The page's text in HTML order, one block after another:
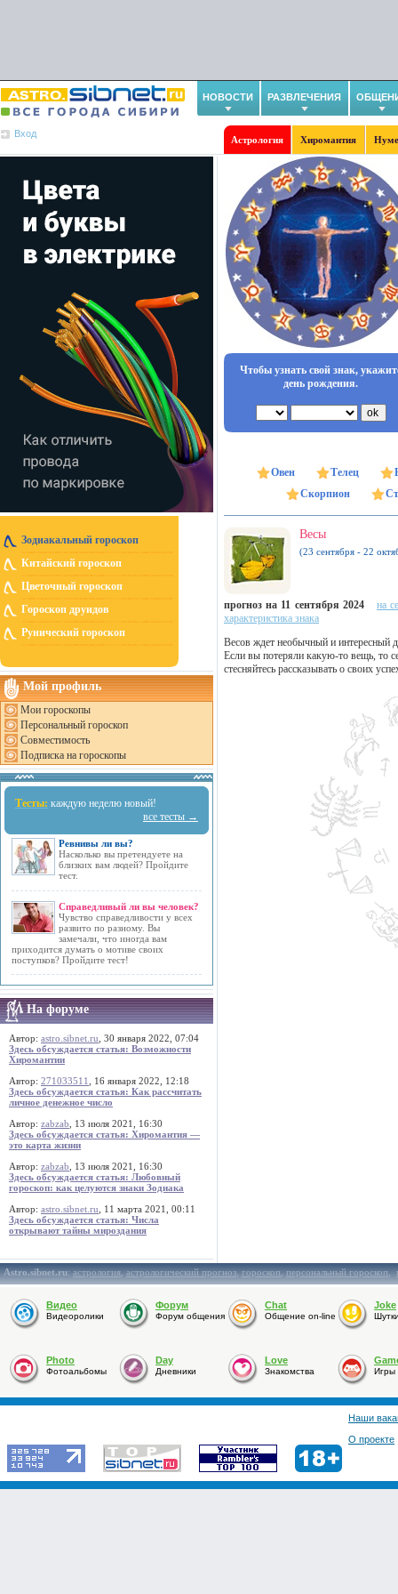
НОВОСТИ РАЗВЛЕЧЕНИЯ
Вход
Астрология Хиромантия
Зодиакальный гороскоп
Китайский гороскоп
Цветочный гороскоп
Гороскоп друидов
Рунический гороскоп
Мой профиль
Мои гороскопы
Персональный гороскоп
Совместимость
Подписка на гороскопы
Тесты: каждую неделю новый!
все тесты →
Ревнивы ли вы?
Насколько вы претендуете на
близких вам людей? Пройдите
тест.
Справедливый ли вы человек?
Чувство справедливости у всех
развито по разному. Вы
замечали, что иногда вам
приходится думать о мотиве своих
поступков? Пройдите тест!
На форуме
Автор: astro.sibnet.ru , 30 января 2022, 07:04
Здесь обсуждается статья: Возможности
Хиромантии
Автор: 271033511
, 16 января 2022, 12:18
Здесь обсуждается статья: Как рассчитать
личное денежное число
Автор: zabzab , 13 июля 2021, 16:30
Здесь обсуждается статья: Хиромантия —
это карта жизни
Автор: zabzab , 13 июля 2021, 16:30
Здесь обсуждается статья: Любовный
гороскоп: как целуются знаки Зодиака
Автор: astro.sibnet.ru , 11 марта 2021, 00:11
Здесь обсуждается статья: Числа
открывают тайны мироздания
Чтобы узнать свой знак,
день рождения.
Овен Телец
Скорпион
Весы
(23 сентября - 22
прогноз на 11 сентября 2024
на
характеристика знака
Весов ждет необычный и интересный
Если вы потеряли какую-то вещь, то
стесняйтесь рассказывать о своих
Astro.sibnet.ru:астрология,астрологический прогноз,гороскоп,персональный гороскоп,
Видео
Видеоролики
Форум
Форум общения
Chat
Общение on-line
Joke
Photo
Фотоальбомы
Day
Дневники
Love
Знакомства Игры
Наши
О проекте